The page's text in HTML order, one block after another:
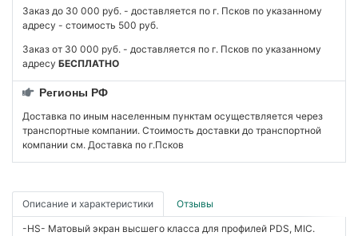
Заказ до 30 000 руб. - доставляется по г. Псков по указанному
адресу - стоимость 500 руб.
Заказ от 30 000 руб. - доставляется по г. Псков по указанному
адресу БЕСПЛАТНО
Регионы РФ
Доставка по иным населенным пунктам осуществляется через
транспортные компании. Стоимость доставки до транспортной
компании см. Доставка по г.Псков
Описание и характеристики Отзывы
-HS- Матовый экран высшего класса для профилей PDS, MIC.